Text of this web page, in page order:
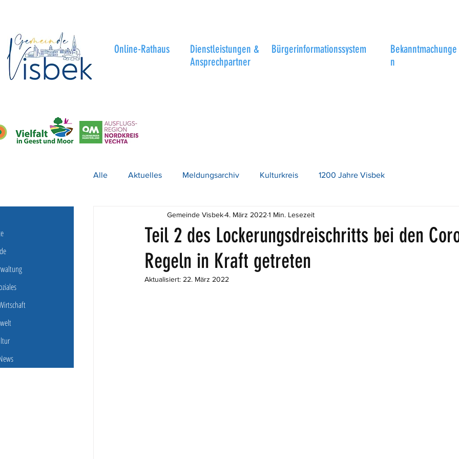
Online-Rathaus
Dienstleistungen &
Ansprechpartner
Bürgerinformationssystem
Bekanntmachunge
n
Alle Aktuelles Meldungsarchiv Kulturkreis 1200 Jahre Visbek
Teil 2 des Lockerungsdreischritts bei den
Regeln in Kraft getreten
Gemeinde Visbek4. März 2022 1 Min. Lesezeit
Aktualisiert: 22. März 2022